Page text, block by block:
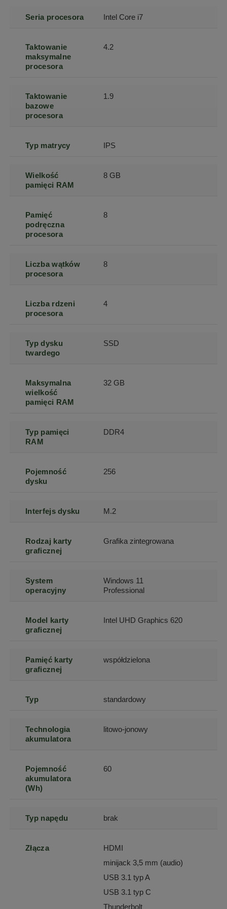
Seria procesora Intel Core i7
Taktowanie
maksymalne
procesora
4.2
Taktowanie
bazowe
procesora
1.9
Typ matrycy IPS
Wielkość
pamięci RAM
8 GB
Pamięć
podręczna
procesora
8
Liczba wątków
procesora
8
Liczba rdzeni
procesora
4
Typ dysku
twardego
SSD
Maksymalna
wielkość
pamięci RAM
32 GB
Typ pamięci
RAM
DDR4
Pojemność
dysku
256
Interfejs dysku M.2
Rodzaj karty
graficznej
Grafika zintegrowana
System
operacyjny
Windows 11
Professional
Model karty
graficznej
Intel UHD Graphics 620
Pamięć karty
graficznej
współdzielona
Typ standardowy
Technologia
akumulatora
litowo-jonowy
Pojemność
akumulatora
(Wh)
60
Typ napędu brak
Złącza
HDMI
minijack 3,5 mm (audio)
USB 3.1 typ A
USB 3.1 typ C
Thunderbolt